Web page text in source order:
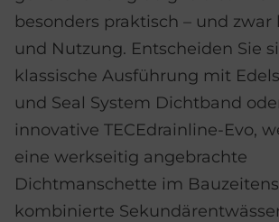
besonders praktisch – und zwar
und Nutzung. Entscheiden Sie
klassische Ausführung mit
und Seal System Dichtband
innovative TECEdrainline-Evo,
eine werkseitig angebrachte
Dichtmanschette im
kombinierte